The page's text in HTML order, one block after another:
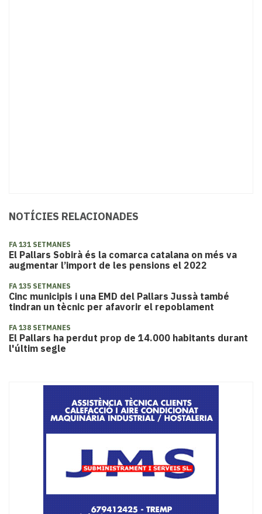
NOTÍCIES RELACIONADES
FA 131 SETMANES
El Pallars Sobirà és la comarca catalana on més va
augmentar l’import de les pensions el 2022
FA 135 SETMANES
Cinc municipis i una EMD del Pallars Jussà també
tindran un tècnic per afavorir el repoblament
FA 138 SETMANES
El Pallars ha perdut prop de 14.000 habitants durant
l'últim segle